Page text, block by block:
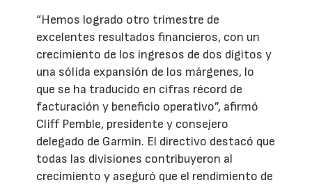
“Hemos logrado otro trimestre de
excelentes resultados financieros, con un
crecimiento de los ingresos de dos dígitos y
una sólida expansión de los márgenes, lo
que se ha traducido en cifras récord de
facturación y beneficio operativo”, afirmó
Cliff Pemble, presidente y consejero
delegado de Garmin. El directivo destacó que
todas las divisiones contribuyeron al
crecimiento y aseguró que el rendimiento de